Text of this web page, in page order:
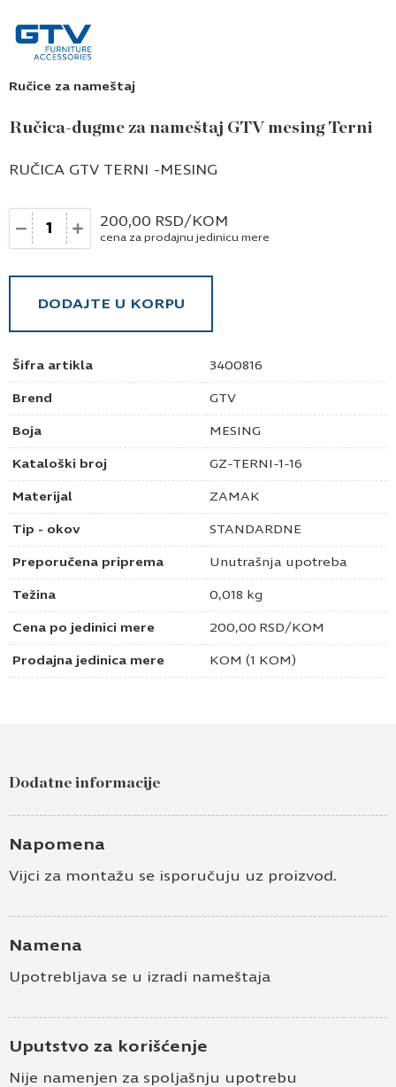
Ručice za nameštaj
Ručica-dugme za nameštaj GTV mesing Terni
Šifra artikla 3400816
Brend GTV
Boja MESING
Kataloški broj GZ-TERNI-1-16
Materijal ZAMAK
Tip - okov STANDARDNE
Preporučena priprema Unutrašnja upotreba
Težina 0,018 kg
Cena po jedinici mere 200,00 RSD/KOM
Prodajna jedinica mere KOM (1 KOM)
RUČICA GTV TERNI -MESING
Količina 200,00 RSD/KOM
cena za prodajnu jedinicu mere
DODAJTE U KORPU
Dodatne informacije
Napomena
Vijci za montažu se isporučuju uz proizvod.
Namena
Upotrebljava se u izradi nameštaja
Uputstvo za korišćenje
Nije namenjen za spoljašnju upotrebu